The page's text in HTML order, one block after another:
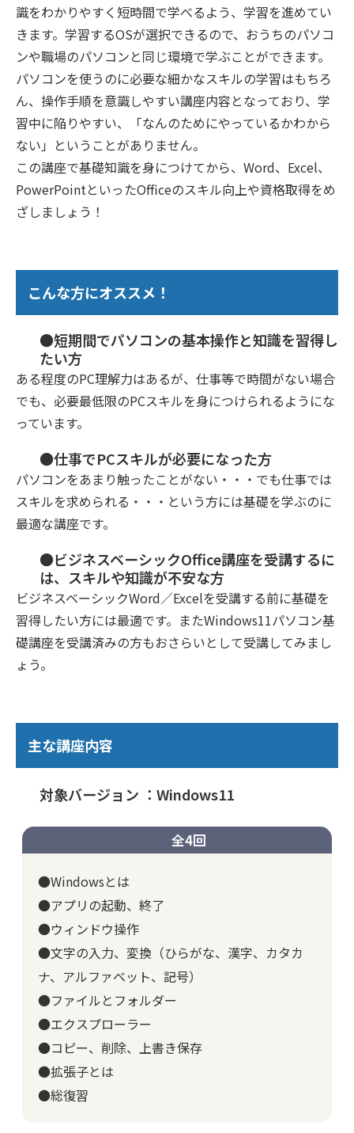
識をわかりやすく短時間で学べるよう、学習を進めてい
きます。学習するOSが選択できるので、おうちのパソコ
ンや職場のパソコンと同じ環境で学ぶことができます。
パソコンを使うのに必要な細かなスキルの学習はもちろ
ん、操作手順を意識しやすい講座内容となっており、学
習中に陥りやすい、「なんのためにやっているかわから
ない」ということがありません。
この講座で基礎知識を身につけてから、Word、Excel、
PowerPointといったOfficeのスキル向上や資格取得をめ
ざしましょう！
こんな方にオススメ！
●短期間でパソコンの基本操作と知識を習得し
たい方
ある程度のPC理解力はあるが、仕事等で時間がない場合
でも、必要最低限のPCスキルを身につけられるようにな
っています。
●仕事でPCスキルが必要になった方
パソコンをあまり触ったことがない・・・でも仕事では
スキルを求められる・・・という方には基礎を学ぶのに
最適な講座です。
●ビジネスベーシックOffice講座を受講するに
は、スキルや知識が不安な方
ビジネスベーシックWord／Excelを受講する前に基礎を
習得したい方には最適です。またWindows11パソコン基
礎講座を受講済みの方もおさらいとして受講してみまし
ょう。
主な講座内容
対象バージョン ：Windows11
全4回
●Windowsとは
●アプリの起動、終了
●ウィンドウ操作
●文字の入力、変換（ひらがな、漢字、カタカ
ナ、アルファベット、記号）
●ファイルとフォルダー
●エクスプローラー
●コピー、削除、上書き保存
●拡張子とは
●総復習